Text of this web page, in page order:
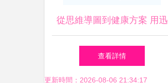
從思維導圖到健康方案 用迅
捷流程圖軟件高效規劃產品開
發與健康咨詢
查看詳情
更新時間：2026-08-06 21:34:17